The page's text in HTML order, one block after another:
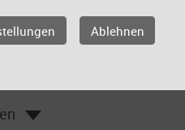
Ablehnen